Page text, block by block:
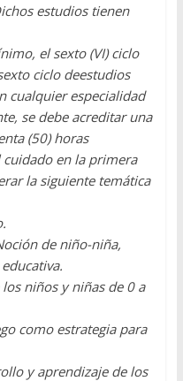
estudios tienen
el sexto (VI) ciclo
ciclo deestudios
cualquier especialidad
se debe acreditar una
(50) horas
en la primera
la siguiente temática
de niño-niña,
niños y niñas de 0 a
como estrategia para
y aprendizaje de los